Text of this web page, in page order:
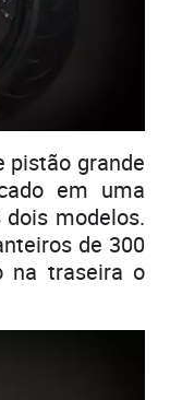
pistão grande
em uma
modelos.
de 300
na traseira o